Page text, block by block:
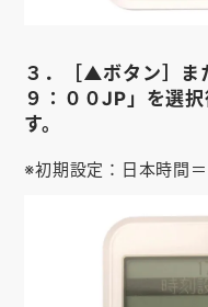
３．［▲ボタン］
９：００JP」を選
す。
※初期設定：日本時間